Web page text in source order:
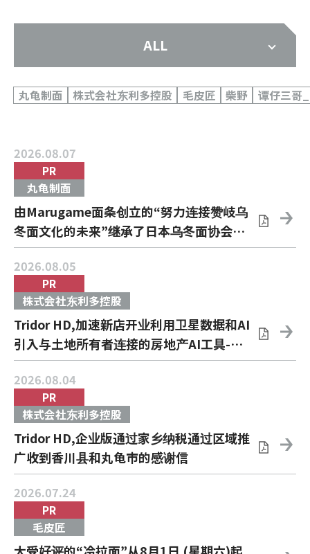
ALL
丸龟制面 株式会社东利多控股 毛皮匠 柴野 谭仔三哥
PR
丸龟制面
2026.08.07
由Marugame面条创立的“努力连接赞岐乌
冬面文化的未来”继承了日本乌冬面协会
“SANU-1 GRAND PRIX 2026”决定举行
PR
株式会社东利多控股
2026.08.05
Tridor HD,加速新店开业利用卫星数据和AI
引入与土地所有者连接的房地产AI工具-利
用AI进行位置开发和销售预测，推进开店判
断和开发过程-
PR
株式会社东利多控股
2026.08.04
Tridor HD,企业版通过家乡纳税通过区域推
广收到香川县和丸龟市的感谢信
PR
毛皮匠
2026.07.24